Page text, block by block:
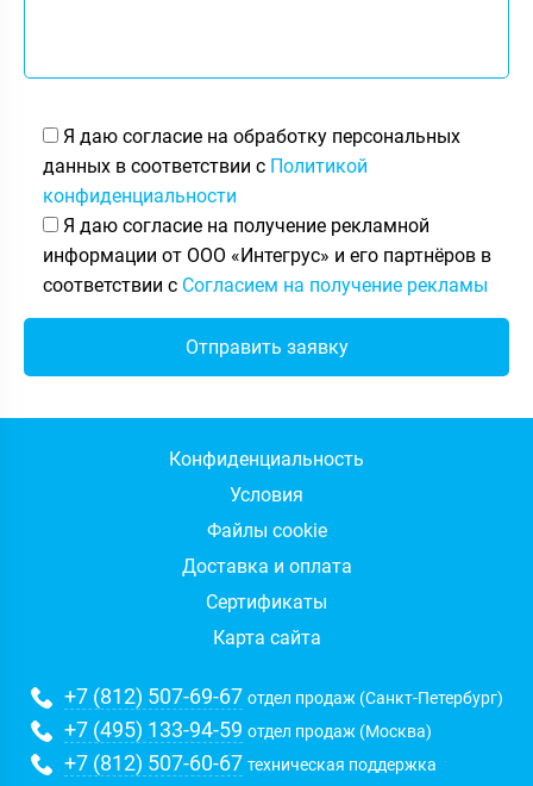
Я даю согласие на обработку персональных
данных в соответствии с Политикой
конфиденциальности
Я даю согласие на получение рекламной
информации от ООО «Интегрус» и его партнёров в
соответствии с Согласием на получение рекламы
Конфиденциальность
Условия
Файлы cookie
Доставка и оплата
Сертификаты
Карта сайта
+7 (812) 507-69-67 отдел продаж (Санкт-Петербург)
+7 (495) 133-94-59 отдел продаж (Москва)
+7 (812) 507-60-67 техническая поддержка